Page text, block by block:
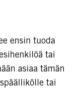
ensin tuoda
tai
asiaa tämän
tai